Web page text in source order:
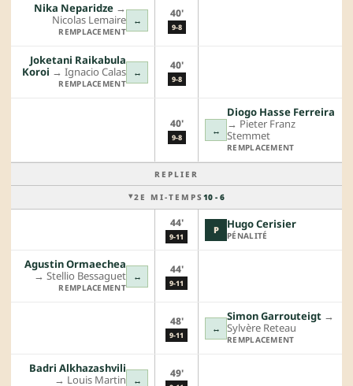
↔
Nika Neparidze →︎
Nicolas Lemaire
REMPLACEMENT
40'
9-8
↔
Joketani Raikabula
Koroi →︎ Ignacio Calas
REMPLACEMENT
40'
9-8
40'
9-8
↔
Diogo Hasse Ferreira
→︎ Pieter Franz
Stemmet
REMPLACEMENT
REPLIER
2E MI-TEMPS 10 - 6
44'
9-11
P Hugo Cerisier
PÉNALITÉ
↔
Agustin Ormaechea
→︎ Stellio Bessaguet
REMPLACEMENT
44'
9-11
48'
9-11
↔
Simon Garrouteigt →︎
Sylvère Reteau
REMPLACEMENT
↔
Badri Alkhazashvili
→︎ Louis Martin 49'